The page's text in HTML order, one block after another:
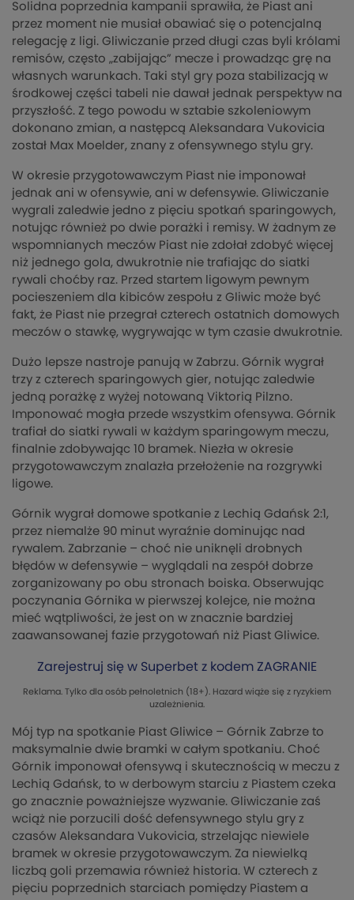
Solidna poprzednia kampanii sprawiła, że Piast ani
przez moment nie musiał obawiać się o potencjalną
relegację z ligi. Gliwiczanie przed długi czas byli królami
remisów, często „zabijając” mecze i prowadząc grę na
własnych warunkach. Taki styl gry poza stabilizacją w
środkowej części tabeli nie dawał jednak perspektyw na
przyszłość. Z tego powodu w sztabie szkoleniowym
dokonano zmian, a następcą Aleksandara Vukovicia
został Max Moelder, znany z ofensywnego stylu gry.
W okresie przygotowawczym Piast nie imponował
jednak ani w ofensywie, ani w defensywie. Gliwiczanie
wygrali zaledwie jedno z pięciu spotkań sparingowych,
notując również po dwie porażki i remisy. W żadnym ze
wspomnianych meczów Piast nie zdołał zdobyć więcej
niż jednego gola, dwukrotnie nie trafiając do siatki
rywali choćby raz. Przed startem ligowym pewnym
pocieszeniem dla kibiców zespołu z Gliwic może być
fakt, że Piast nie przegrał czterech ostatnich domowych
meczów o stawkę, wygrywając w tym czasie dwukrotnie.
Dużo lepsze nastroje panują w Zabrzu. Górnik wygrał
trzy z czterech sparingowych gier, notując zaledwie
jedną porażkę z wyżej notowaną Viktorią Pilzno.
Imponować mogła przede wszystkim ofensywa. Górnik
trafiał do siatki rywali w każdym sparingowym meczu,
finalnie zdobywając 10 bramek. Niezła w okresie
przygotowawczym znalazła przełożenie na rozgrywki
ligowe.
Górnik wygrał domowe spotkanie z Lechią Gdańsk 2:1,
przez niemalże 90 minut wyraźnie dominując nad
rywalem. Zabrzanie – choć nie uniknęli drobnych
błędów w defensywie – wyglądali na zespół dobrze
zorganizowany po obu stronach boiska. Obserwując
poczynania Górnika w pierwszej kolejce, nie można
mieć wątpliwości, że jest on w znacznie bardziej
zaawansowanej fazie przygotowań niż Piast Gliwice.
Zarejestruj się w Superbet z kodem ZAGRANIE
Reklama. Tylko dla osób pełnoletnich (18+). Hazard wiąże się z ryzykiem
uzależnienia.
Mój typ na spotkanie Piast Gliwice – Górnik Zabrze to
maksymalnie dwie bramki w całym spotkaniu. Choć
Górnik imponował ofensywą i skutecznością w meczu z
Lechią Gdańsk, to w derbowym starciu z Piastem czeka
go znacznie poważniejsze wyzwanie. Gliwiczanie zaś
wciąż nie porzucili dość defensywnego stylu gry z
czasów Aleksandara Vukovicia, strzelając niewiele
bramek w okresie przygotowawczym. Za niewielką
liczbą goli przemawia również historia. W czterech z
pięciu poprzednich starciach pomiędzy Piastem a